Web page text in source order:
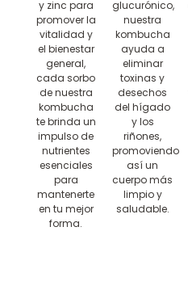
y zinc para
promover la
vitalidad y
el bienestar
general,
cada sorbo
de nuestra
kombucha
te brinda un
impulso de
nutrientes
esenciales
para
mantenerte
en tu mejor
forma.
glucurónico,
nuestra
kombucha
ayuda a
eliminar
toxinas y
desechos
del hígado
y los
riñones,
promoviendo
así un
cuerpo más
limpio y
saludable.